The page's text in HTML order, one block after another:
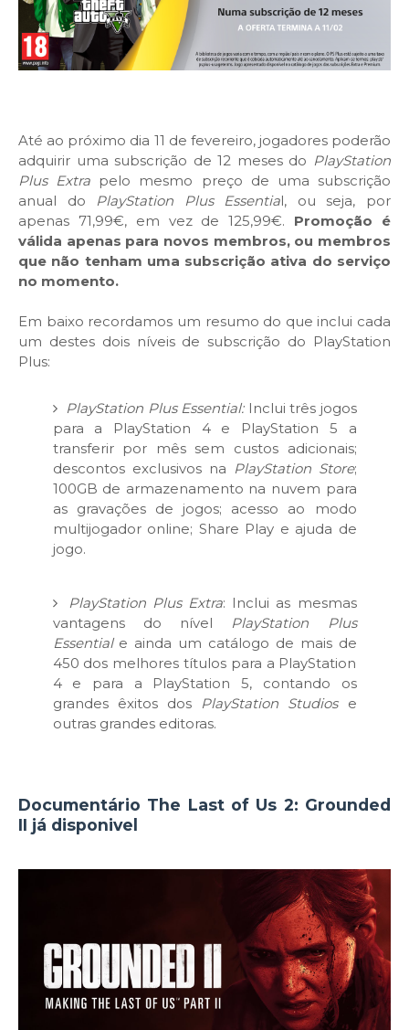
Até ao próximo dia 11 de fevereiro, jogadores poderão
adquirir uma subscrição de 12 meses do PlayStation
Plus Extra pelo mesmo preço de uma subscrição
anual do PlayStation Plus Essential, ou seja, por
apenas 71,99€, em vez de 125,99€. Promoção é
válida apenas para novos membros, ou membros
que não tenham uma subscrição ativa do serviço
no momento.
Em baixo recordamos um resumo do que inclui cada
um destes dois níveis de subscrição do PlayStation
Plus:
PlayStation Plus Essential:Inclui três jogos
para a PlayStation 4 e PlayStation 5 a
transferir por mês sem custos adicionais;
descontos exclusivos na PlayStation Store;
100GB de armazenamento na nuvem para
as gravações de jogos; acesso ao modo
multijogador online; Share Play e ajuda de
jogo.
PlayStation Plus Extra: Inclui as mesmas
vantagens do nível PlayStation Plus
Essentiale ainda um catálogo de mais de
450 dos melhores títulos para a PlayStation
4 e para a PlayStation 5, contando os
grandes êxitos dos PlayStation Studiose
outras grandes editoras.
Documentário The Last of Us 2: Grounded
II já disponivel